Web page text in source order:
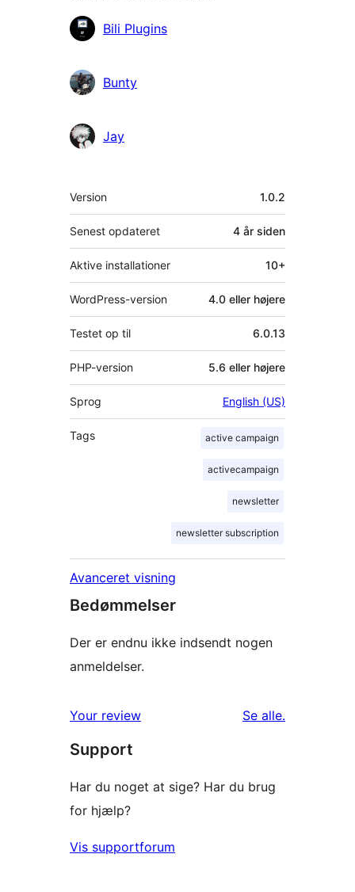
Bidragsydere
Bili Plugins
Bunty
Jay
Meta
Version 1.0.2
Senest opdateret 4 år siden
Aktive installationer 10+
WordPress-version 4.0 eller højere
Testet op til 6.0.13
PHP-version 5.6 eller højere
Sprog English (US)
Tags active campaign
activecampaign
newsletter
newsletter subscription
Avanceret visning
Bedømmelser
Der er endnu ikke indsendt nogen
anmeldelser.
Your review Se alleanmeldelser
.
Support
Har du noget at sige? Har du brug
for hjælp?
Vis supportforum